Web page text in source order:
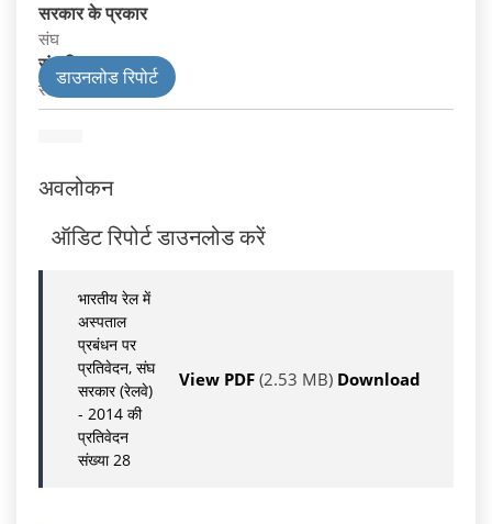
सरकार के प्रकार
संघ
संघ विभाग
रेलवेडाउनलोड रिपोर्ट
अवलोकन
ऑडिट रिपोर्ट डाउनलोड करें
भारतीय रेल में
अस्पताल
प्रबंधन पर
प्रतिवेदन, संघ
सरकार (रेलवे)
- 2014 की
प्रतिवेदन
संख्या 28
View PDF (2.53 MB) Download